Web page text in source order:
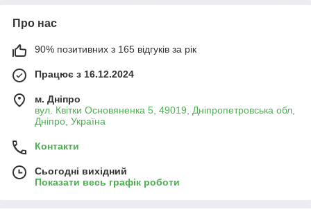
Про нас
90% позитивних з 165 відгуків за рік
Працює з 16.12.2024
м. Дніпро
вул. Квітки Основяненка 5, 49019, Дніпропетровська обл,
Дніпро, Україна
Контакти
Сьогодні вихідний
Показати весь графік роботи